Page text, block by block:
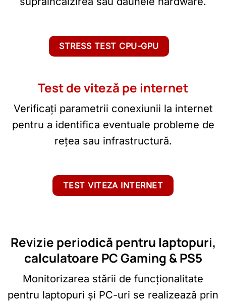
STRESS TEST CPU-GPU
Test de viteză pe internet
Verificați parametrii conexiunii la internet
pentru a identifica eventuale probleme de
rețea sau infrastructură.
TEST VITEZA INTERNET
Revizie periodică pentru laptopuri,
calculatoare PC Gaming & PS5
Monitorizarea stării de funcționalitate
pentru laptopuri și PC-uri se realizează prin